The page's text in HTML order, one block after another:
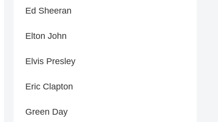
Ed Sheeran
Elton John
Elvis Presley
Eric Clapton
Green Day